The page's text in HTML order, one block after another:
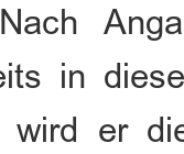
in
wird er